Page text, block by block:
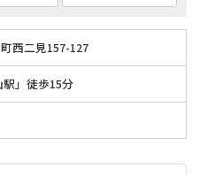
西二見157-127
」徒歩15分